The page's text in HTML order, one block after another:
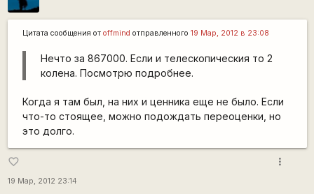
Цитата сообщения от offmind отправленного 19 Мар, 2012 в 23:08
Нечто за 867000. Если и телескопическия то 2
колена. Посмотрю подробнее.
Когда я там был, на них и ценника еще не было. Если
что-то стоящее, можно подождать переоценки, но
это долго.
favorite_border
19 Мар, 2012 23:14
more_vert